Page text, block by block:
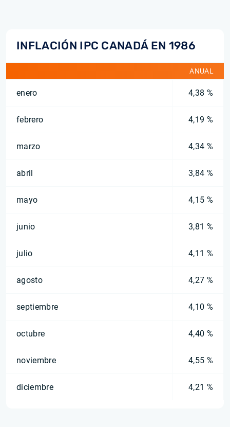
INFLACIÓN IPC CANADÁ EN 1986
ANUAL
enero 4,38 %
febrero 4,19 %
marzo 4,34 %
abril 3,84 %
mayo 4,15 %
junio 3,81 %
julio 4,11 %
agosto 4,27 %
septiembre 4,10 %
octubre 4,40 %
noviembre 4,55 %
diciembre 4,21 %